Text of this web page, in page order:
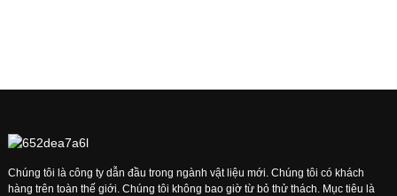
Chúng tôi là công ty dẫn đầu trong ngành vật liệu mới. Chúng tôi có khách
hàng trên toàn thế giới. Chúng tôi không bao giờ từ bỏ thử thách. Mục tiêu là